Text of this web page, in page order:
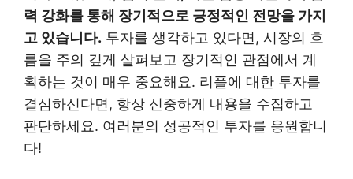
력 강화를 통해 장기적으로 긍정적인 전망을 가지
고 있습니다. 투자를 생각하고 있다면, 시장의 흐
름을 주의 깊게 살펴보고 장기적인 관점에서 계
획하는 것이 매우 중요해요. 리플에 대한 투자를
결심하신다면, 항상 신중하게 내용을 수집하고
판단하세요. 여러분의 성공적인 투자를 응원합니
다!